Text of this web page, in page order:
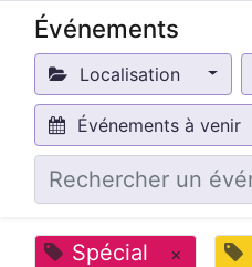
Événements
Localisation
Événements à venir
Spécial
×